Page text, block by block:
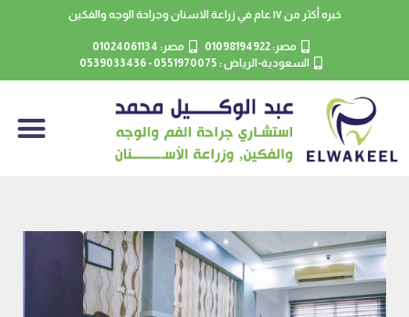
خبره أكثر من ١٧ عام في زراعة الاسنان وجراحة الوجه والفكين
مصر: 01098194922
مصر: 01024061134
السعودية-الرياض : 0551970075 - 0539033436